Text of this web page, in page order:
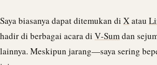
Saya biasanya dapat ditemukan di Xatau
hadir di berbagai acara di V‑Sumdan
lainnya. Meskipun jarang—saya sering